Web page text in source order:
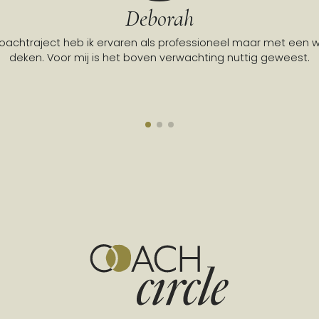
Deborah
heb ik ervaren als professioneel maar met een
deken. Voor mij is het boven verwachting nuttig geweest.